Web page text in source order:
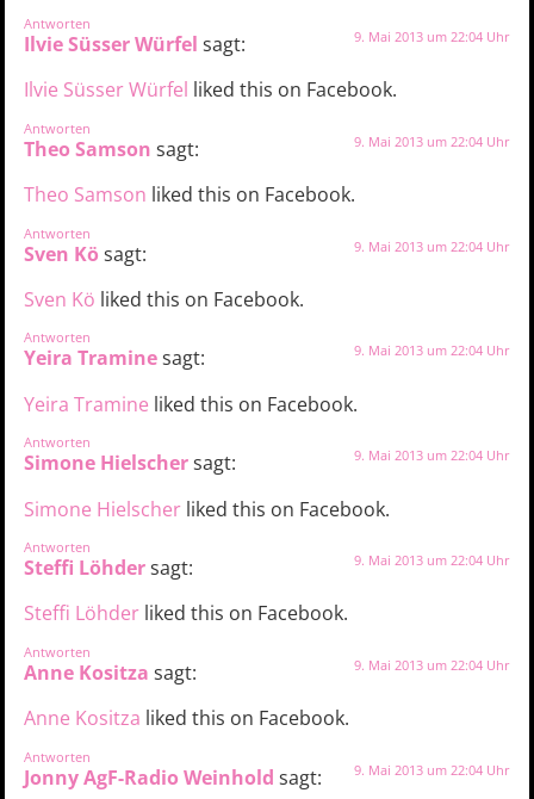
Antworten
Ilvie Süsser Würfel sagt: 9. Mai 2013 um 22:04 Uhr
Ilvie Süsser Würfel liked this on Facebook.
Antworten
Theo Samson sagt: 9. Mai 2013 um 22:04 Uhr
Theo Samson liked this on Facebook.
Antworten
Sven Kö sagt: 9. Mai 2013 um 22:04 Uhr
Sven Kö liked this on Facebook.
Antworten
Yeira Traminesagt: 9. Mai 2013 um 22:04 Uhr
Yeira Tramine liked this on Facebook.
Antworten
Simone Hielschersagt: 9. Mai 2013 um 22:04 Uhr
Simone Hielscher liked this on Facebook.
Antworten
Steffi Löhdersagt: 9. Mai 2013 um 22:04 Uhr
Steffi Löhder liked this on Facebook.
Antworten
Anne Kositza sagt: 9. Mai 2013 um 22:04 Uhr
Anne Kositza liked this on Facebook.
Antworten
Jonny AgF-Radio Weinhold sagt: 9. Mai 2013 um 22:04 Uhr